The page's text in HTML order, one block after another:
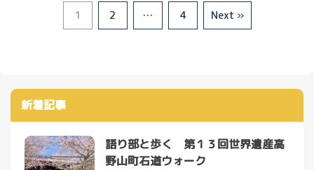
1 2 … 4 Next »
新着記事
語り部と歩く 第１３回世界遺産高
野山町石道ウォーク